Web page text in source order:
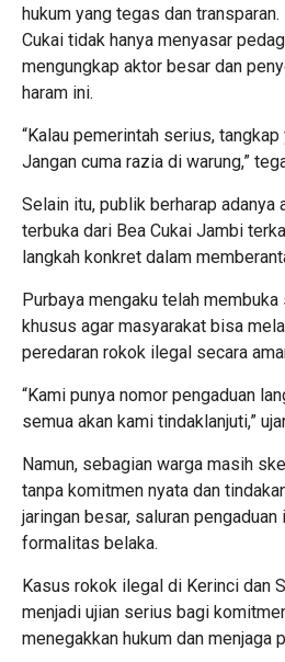
hukum yang tegas dan
Cukai tidak hanya menyasar
mengungkap aktor besar dan
haram ini.
“Kalau pemerintah serius,
Jangan cuma razia di warung,”
Selain itu, publik berharap adanya
terbuka dari Bea Cukai Jambi
langkah konkret dalam
Purbaya mengaku telah
khusus agar masyarakat bisa
peredaran rokok ilegal secara
“Kami punya nomor pengaduan
semua akan kami tindaklanjuti,”
Namun, sebagian warga masih
tanpa komitmen nyata dan
jaringan besar, saluran pengaduan
formalitas belaka.
Kasus rokok ilegal di Kerinci dan
menjadi ujian serius bagi
menegakkan hukum dan menjaga